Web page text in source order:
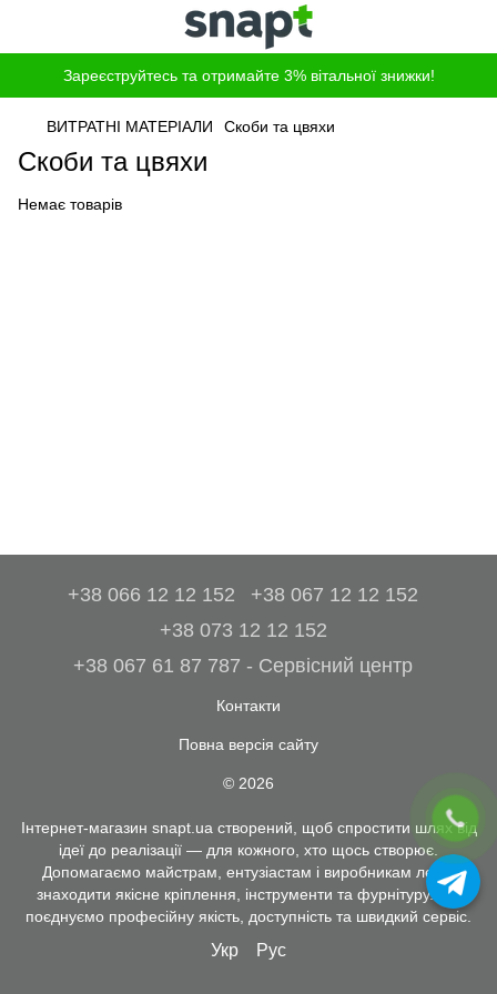
Зареєструйтесь та отримайте 3% вітальної знижки!
ВИТРАТНІ МАТЕРІАЛИ Скоби та цвяхи
Скоби та цвяхи
Немає товарів
+38 066 12 12 152
+38 067 12 12 152
+38 073 12 12 152
+38 067 61 87 787 - Сервісний центр
Контакти
Повна версія сайту
© 2026
Інтернет-магазин snapt.ua створений, щоб спростити шлях від
ідеї до реалізації — для кожного, хто щось створює.
Допомагаємо майстрам, ентузіастам і виробникам легко
знаходити якісне кріплення, інструменти та фурнітуру. Ми
поєднуємо професійну якість, доступність та швидкий сервіс.
Укр Рус